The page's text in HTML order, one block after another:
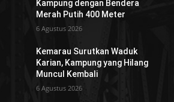
Kampung dengan Bendera
Merah Putih 400 Meter
6 Agustus 2026
Kemarau Surutkan Waduk
Karian, Kampung yang Hilang
Muncul Kembali
6 Agustus 2026